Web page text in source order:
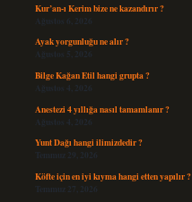
Kur’an-ı Kerim bize ne kazandırır ?
Ağustos 6, 2026
Ayak yorgunluğu ne alır ?
Ağustos 5, 2026
Bilge Kağan Etil hangi grupta ?
Ağustos 4, 2026
Anestezi 4 yıllığa nasıl tamamlanır ?
Ağustos 4, 2026
Yunt Dağı hangi ilimizdedir ?
Temmuz 29, 2026
Köfte için en iyi kıyma hangi etten yapılır ?
Temmuz 27, 2026